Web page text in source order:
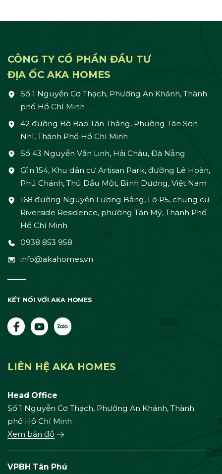
CÔNG TY CỔ PHẦN ĐẦU TƯ
ĐỊA ỐC AKA HOMES
Số 1 Nguyễn Cơ Thạch, Phường An Khánh, Thành
phố Hồ Chí Minh
42 đường Bờ Bao Tân Thắng, Phường Tân Sơn
Nhì, Thành Phố Hồ Chí Minh
Số 43 Nguyễn Văn Linh, Hải Châu, Đà Nẵng
G1n.154, Khu dân cư Artisan Park, đường Lê Hoàn,
Phú Chánh, Thủ Dầu Một, Bình Dương, Việt Nam
168 đường Nguyễn Lương Bằng, Lô P5, chung cư
Riverside Residence, phường Tân Mỹ, Thành Phố
Hồ Chí Minh
0938 853 958
info@akahomes.vn
KẾT NỐI VỚI AKA HOMES
LIÊN HỆ AKA HOMES
Head Office
Số 1 Nguyễn Cơ Thạch, Phường An Khánh, Thành
phố Hồ Chí Minh
Xem bản đồ
VPBH Tân Phú